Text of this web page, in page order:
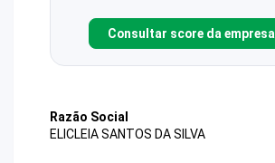
Consultar score da empresa
Razão Social
ELICLEIA SANTOS DA SILVA